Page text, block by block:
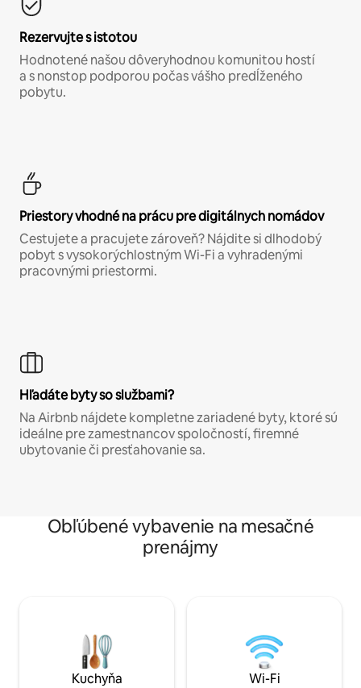
Rezervujte s istotou
Hodnotené našou dôveryhodnou komunitou hostí
a s nonstop podporou počas vášho predĺženého
pobytu.
Priestory vhodné na prácu pre digitálnych nomádov
Cestujete a pracujete zároveň? Nájdite si dlhodobý
pobyt s vysokorýchlostným Wi-Fi a vyhradenými
pracovnými priestormi.
Hľadáte byty so službami?
Na Airbnb nájdete kompletne zariadené byty, ktoré sú
ideálne pre zamestnancov spoločností, firemné
ubytovanie či presťahovanie sa.
Obľúbené vybavenie na mesačné
prenájmy
Kuchyňa Wi-Fi